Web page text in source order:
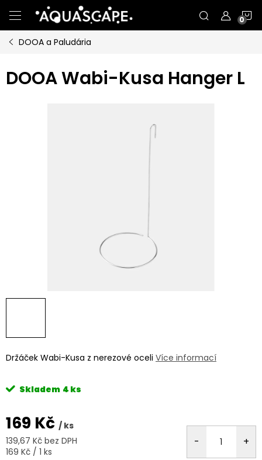
na
obsah
DOOA a Paludária
DOOA Wabi-Kusa Hanger L
Držáček Wabi-Kusa z nerezové oceli Více informací
Skladem 4 ks
169 Kč / ks
139,67 Kč bez DPH
Měrná
169 Kč / 1 ks